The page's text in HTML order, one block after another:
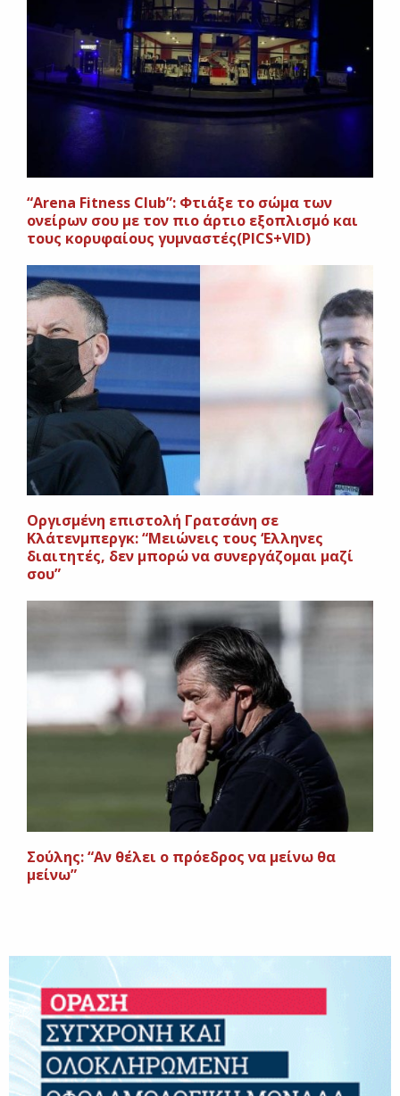
“Arena Fitness Club”: Φτιάξε το σώμα των
ονείρων σου με τον πιο άρτιο εξοπλισμό και
τους κορυφαίους γυμναστές(PICS+VID)
Οργισμένη επιστολή Γρατσάνη σε
Κλάτενμπεργκ: “Μειώνεις τους ‘Ελληνες
διαιτητές, δεν μπορώ να συνεργάζομαι μαζί
σου”
Σούλης: “Αν θέλει ο πρόεδρος να μείνω θα
μείνω”